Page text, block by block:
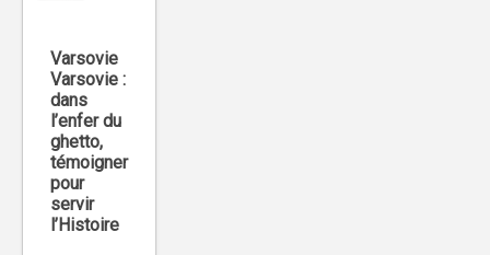
Varsovie
Varsovie :
dans
l’enfer du
ghetto,
témoigner
pour
servir
l’Histoire